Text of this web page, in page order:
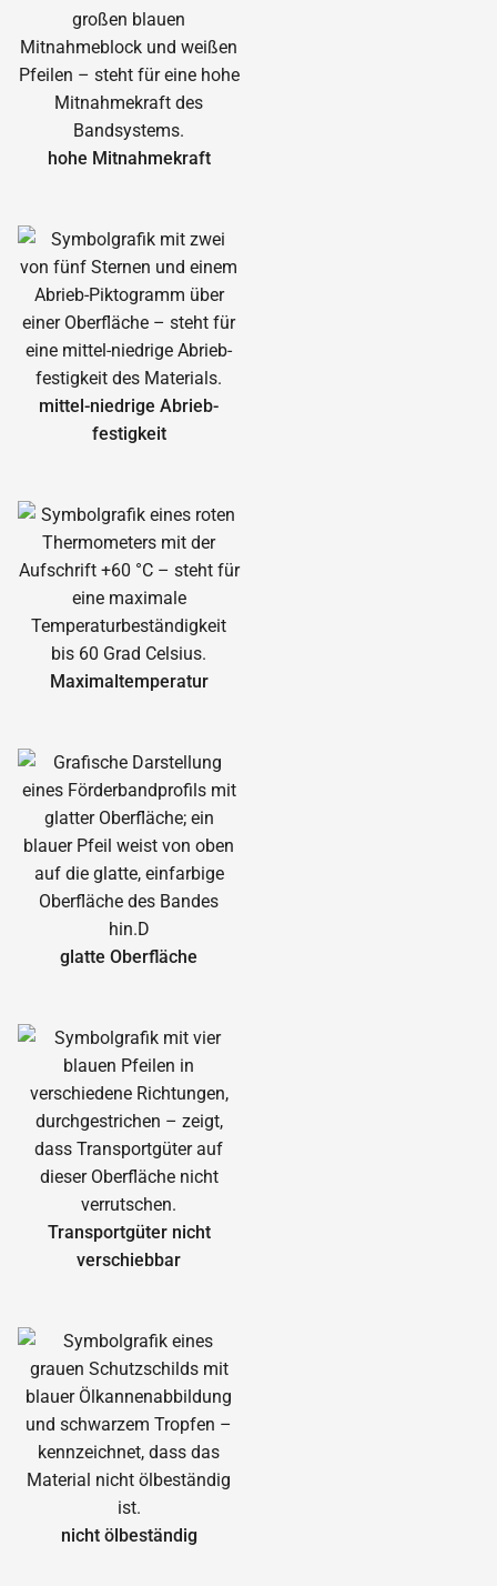
hohe Mitnahmekraft
mittel-niedrige Abrieb­
festigkeit
Maximal­temperatur
glatte Oberfläche
Transportgüter nicht
verschiebbar
nicht ölbeständig